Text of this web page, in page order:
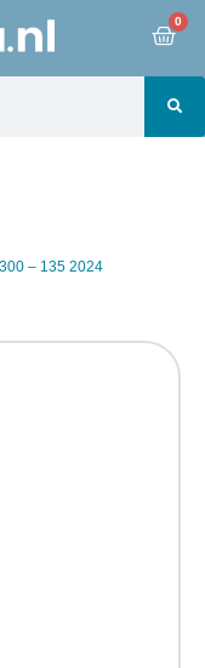
0
– 135 2024